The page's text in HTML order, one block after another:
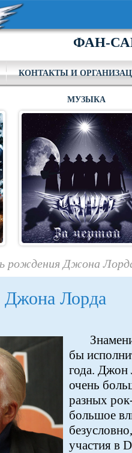
ФАН-
КОНТАКТЫ И
МУЗЫКА
рождения Джона
Джона Лорда
бы
года. Джон
очень
разных
большое
участия в